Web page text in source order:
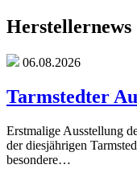
Herstellernews
06.08.2026
Tarmstedter
Erstmalige Ausstellung
der diesjährigen
besondere…